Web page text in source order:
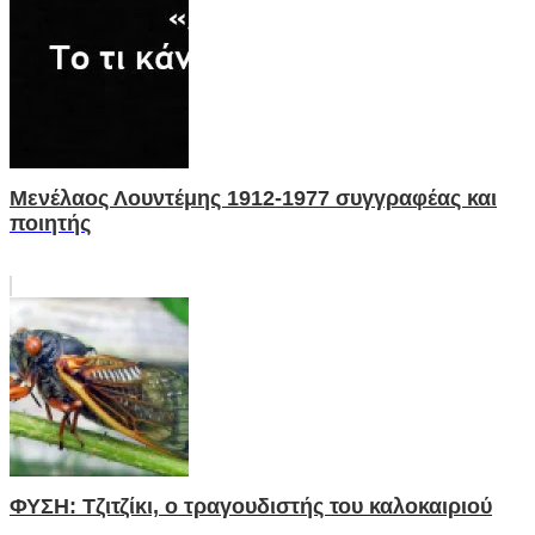
Μενέλαος Λουντέμης 1912-1977 συγγραφέας και
ποιητής
ΦΥΣΗ: Τζιτζίκι, ο τραγουδιστής του καλοκαιριού